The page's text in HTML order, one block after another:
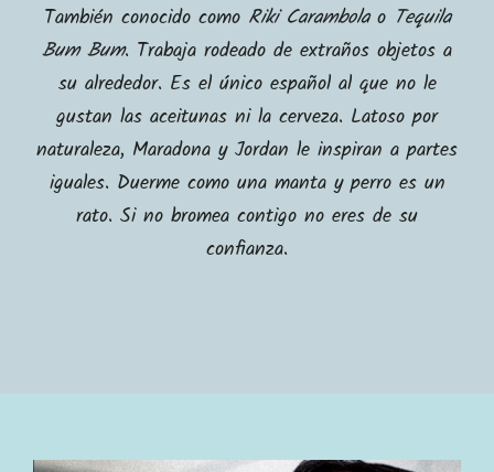
También conocido como Riki Carambolao Tequila
Bum Bum. Trabaja rodeado de extraños objetos a
su alrededor. Es el único español al que no le
gustan las aceitunas ni la cerveza. Latoso por
naturaleza, Maradona y Jordan le inspiran a partes
iguales. Duerme como una manta y perro es un
rato. Si no bromea contigo no eres de su
confianza.
Conciertos
Tienda
Contacto